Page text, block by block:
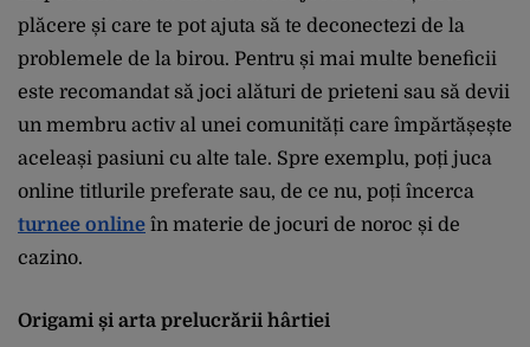
plăcere și care te pot ajuta să te deconectezi de la
problemele de la birou. Pentru și mai multe beneficii
este recomandat să joci alături de prieteni sau să devii
un membru activ al unei comunități care împărtășește
aceleași pasiuni cu alte tale. Spre exemplu, poți juca
online titlurile preferate sau, de ce nu, poți încerca
turnee online în materie de jocuri de noroc și de
cazino.
Origami și arta prelucrării hârtiei